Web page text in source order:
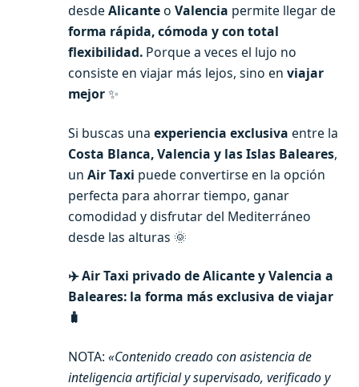
desde Alicanteo Valencia permite llegar de
forma rápida, cómoda y con total
flexibilidad. Porque a veces el lujo no
consiste en viajar más lejos, sino en viajar
mejor✨
Si buscas una experiencia exclusiva entre la
Costa Blanca, Valencia y las Islas Baleares,
un Air Taxi puede convertirse en la opción
perfecta para ahorrar tiempo, ganar
comodidad y disfrutar del Mediterráneo
desde las alturas 🌞
✈️ Air Taxi privado de Alicante y Valencia a
Baleares: la forma más exclusiva de viajar
🧳
NOTA: «Contenido creado con asistencia de
inteligencia artificial y supervisado, verificado y